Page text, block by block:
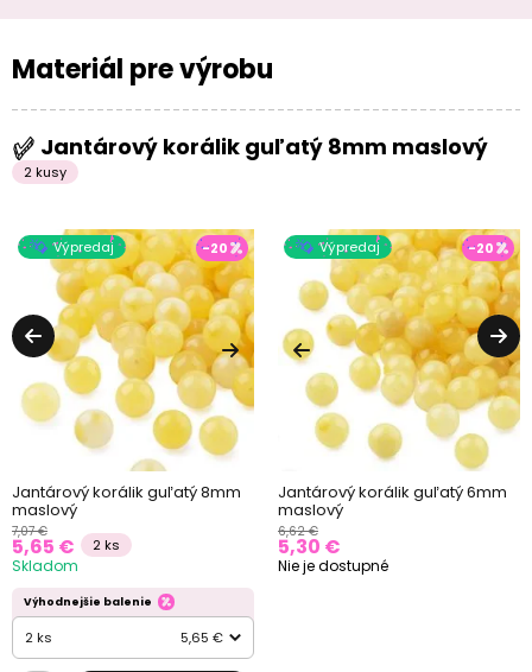
Materiál pre výrobu
Jantárový korálik guľatý 8mm maslový
2 kusy
Výpredaj -20
Jantárový korálik guľatý 8mm
maslový
7,07 €
5,65 € 2 ks
Skladom
Výhodnejšie balenie
2 ks 5,65 €
Výpredaj -20
Jantárový korálik guľatý 6mm
maslový
6,62 €
5,30 €
Nie je dostupné